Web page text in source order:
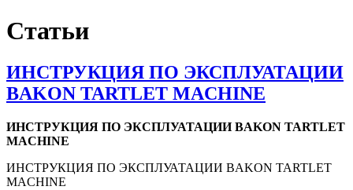
Статьи
ИНСТРУКЦИЯ ПО ЭКСПЛУАТАЦИИ
BAKON TARTLET MACHINE
ИНСТРУКЦИЯ ПО ЭКСПЛУАТАЦИИ BAKON TARTLET
MACHINE
ИНСТРУКЦИЯ ПО ЭКСПЛУАТАЦИИ BAKON TARTLET
MACHINE